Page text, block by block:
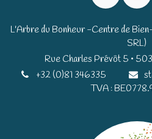
L'Arbre du Bonheur -Centre de
SRL)
Rue Charles Prévôt 5 •
+32 (0)81 346335
TVA :